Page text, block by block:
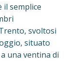
semplice
svoltosi
situato
una ventina di